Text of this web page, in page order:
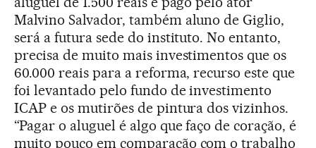
Malvino Salvador, também aluno de Giglio,
será a futura sede do instituto. No entanto,
precisa de muito mais investimentos que os
60.000 reais para a reforma, recurso este que
foi levantado pelo fundo de investimento
ICAP e os mutirões de pintura dos vizinhos.
“Pagar o aluguel é algo que faço de coração, é
muito pouco em comparação com o trabalho